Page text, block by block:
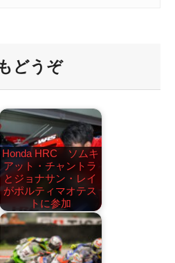
どうぞ
Honda HRC ソムキ
アット・チャントラ
とジョナサン・レイ
がポルティマオテス
トに参加